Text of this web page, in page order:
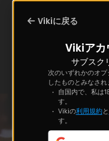
Vikiに戻る
Vikiアカ
サブスク
次のいずれかのオ
したものとみなされ
自国内で、私は
す。
Vikiの利用規約と
す。